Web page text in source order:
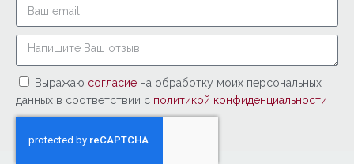
Выражаю согласие на обработку моих персональных
данных в соответствии с политикой конфиденциальности